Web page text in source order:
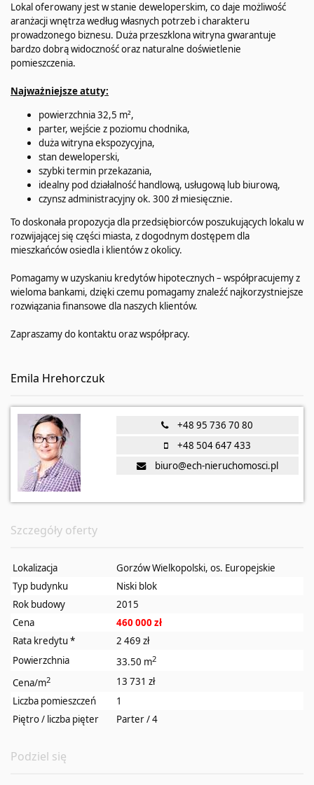
Lokal oferowany jest w stanie deweloperskim, co daje możliwość
aranżacji wnętrza według własnych potrzeb i charakteru
prowadzonego biznesu. Duża przeszklona witryna gwarantuje
bardzo dobrą widoczność oraz naturalne doświetlenie
pomieszczenia.
Najważniejsze atuty:
powierzchnia 32,5 m²,
parter, wejście z poziomu chodnika,
duża witryna ekspozycyjna,
stan deweloperski,
szybki termin przekazania,
idealny pod działalność handlową, usługową lub biurową,
czynsz administracyjny ok. 300 zł miesięcznie.
To doskonała propozycja dla przedsiębiorców poszukujących lokalu w
rozwijającej się części miasta, z dogodnym dostępem dla
mieszkańców osiedla i klientów z okolicy.
Pomagamy w uzyskaniu kredytów hipotecznych – współpracujemy z
wieloma bankami, dzięki czemu pomagamy znaleźć najkorzystniejsze
rozwiązania finansowe dla naszych klientów.
Zapraszamy do kontaktu oraz współpracy.
Emila Hrehorczuk
+48 95 736 70 80
+48 504 647 433
biuro@ech-nieruchomosci.pl
Szczegóły oferty
Lokalizacja
Gorzów Wielkopolski, os. Europejskie
Typ budynku
Niski blok
Rok budowy
2015
Cena
460 000 zł
Rata kredytu*
2 469 zł
Powierzchnia
33.50 m2
Cena/m2
13 731 zł
Liczba pomieszczeń
1
Piętro / liczba pięter
Parter / 4
Podziel się